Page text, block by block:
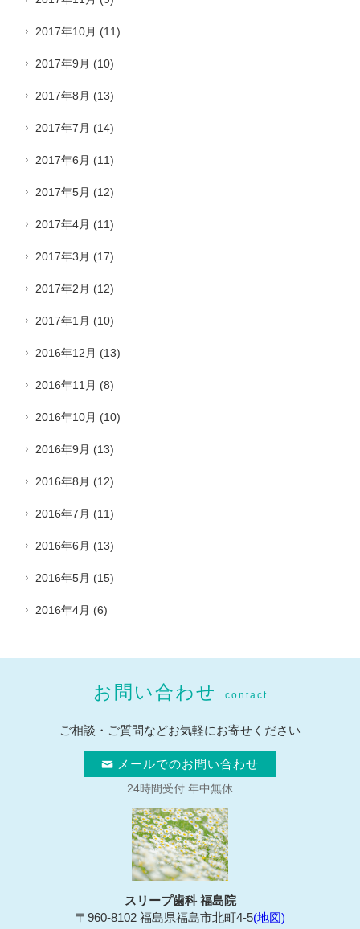
2017年10月 (11)
2017年9月 (10)
2017年8月 (13)
2017年7月 (14)
2017年6月 (11)
2017年5月 (12)
2017年4月 (11)
2017年3月 (17)
2017年2月 (12)
2017年1月 (10)
2016年12月 (13)
2016年11月 (8)
2016年10月 (10)
2016年9月 (13)
2016年8月 (12)
2016年7月 (11)
2016年6月 (13)
2016年5月 (15)
2016年4月 (6)
お問い合わせ contact
ご相談・ご質問などお気軽にお寄せください
メールでのお問い合わせ
24時間受付 年中無休
スリープ歯科 福島院
〒960-8102 福島県福島市北町4-5(地図)